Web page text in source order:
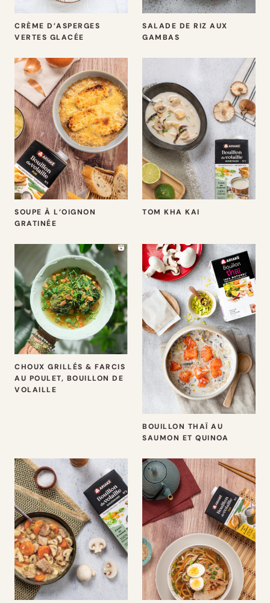
CRÈME D’ASPERGES
VERTES GLACÉE
SALADE DE RIZ AUX
GAMBAS
SOUPE À L’OIGNON
GRATINÉE
TOM KHA KAI
CHOUX GRILLÉS & FARCIS
AU POULET, BOUILLON DE
VOLAILLE
BOUILLON THAÏ AU
SAUMON ET QUINOA